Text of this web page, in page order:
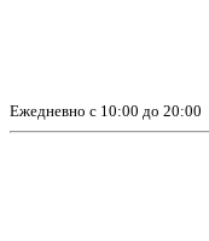
Ежедневно с 10:00 до 20:00